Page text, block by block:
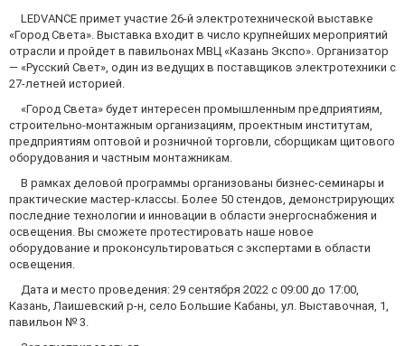
LEDVANCE примет участие 26-й электротехнической выставке
«Город Света». Выставка входит в число крупнейших мероприятий
отрасли и пройдет в павильонах МВЦ «Казань Экспо». Организатор
— «Русский Свет», один из ведущих в поставщиков электротехники с
27-летней историей.
«Город Света» будет интересен промышленным предприятиям,
строительно-монтажным организациям, проектным институтам,
предприятиям оптовой и розничной торговли, сборщикам щитового
оборудования и частным монтажникам.
В рамках деловой программы организованы бизнес-семинары и
практические мастер-классы. Более 50 стендов, демонстрирующих
последние технологии и инновации в области энергоснабжения и
освещения. Вы сможете протестировать наше новое
оборудование и проконсультироваться с экспертами в области
освещения.
Дата и место проведения: 29 сентября 2022 с 09:00 до 17:00,
Казань, Лаишевский р-н, село Большие Кабаны, ул. Выставочная, 1,
павильон № 3.